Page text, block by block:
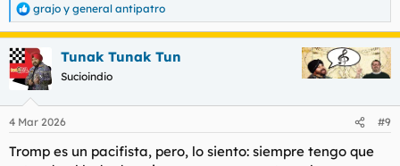
R
e
a
c
c
i
e
:
grajo y general antipatro
Tunak Tunak Tun
Sucioindio
4 Mar 2026 #9
Tromp es un pacifista, pero, lo siento: siempre tengo que